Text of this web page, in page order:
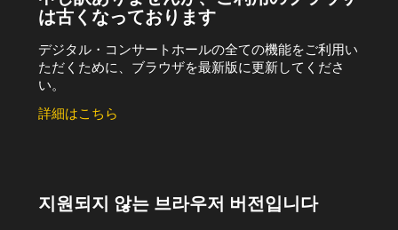
は古くなっております
デジタル・コンサートホールの全ての機能をご利用い
ただくために、ブラウザを最新版に更新してくださ
い。
詳細はこちら
지원되지 않는 브라우저 버전입니다